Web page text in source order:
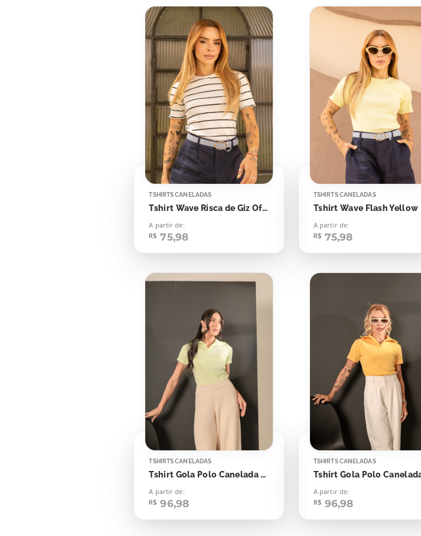
TSHIRTS CANELADAS
Tshirt Wave Risca de Giz Off Listras Pretas
A partir de:
R$ 75,98
TSHIRTS CANELADAS
Tshirt Wave Flash Yellow
A partir de:
R$ 75,98
TSHIRTS CANELADAS
Tshirt Gola Polo Canelada Flash Yellow
A partir de:
R$ 96,98
TSHIRTS CANELADAS
A partir de:
R$ 96,98